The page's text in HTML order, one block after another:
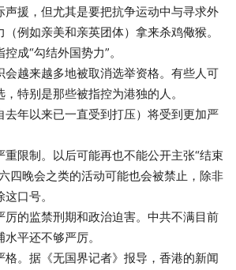
声援，但尤其是要把抗争运动中与寻求外
例如亲美和亲英团体）拿来杀鸡儆猴。
成“勾结外国势力”。
会越来越多地被取消选举资格。有些人可
特别是那些被指控为港独的人。
去年以来已一直受到打压）将受到更加严
重限制。以后可能再也不能公开主张“结束
四晚会之类的活动可能也会被禁止，除非
口号。
厉的监禁刑期和政治迫害。中共不满目前
平还不够严厉。
格。据《无国界记者》报导，香港的新闻